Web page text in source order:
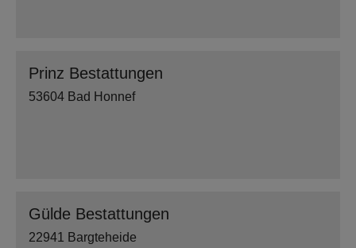
Prinz Bestattungen
53604 Bad Honnef
Gülde Bestattungen
22941 Bargteheide